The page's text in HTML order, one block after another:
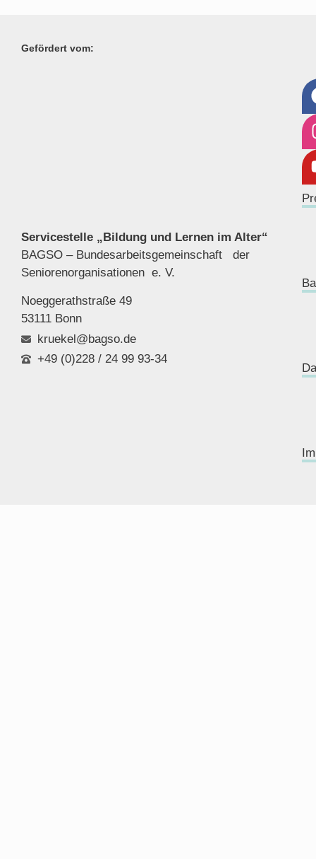
Gefördert vom:
Servicestelle „Bildung und Lernen im Alter“
BAGSO – Bundesarbeitsgemeinschaft der
Seniorenorganisationen e. V.
Noeggerathstraße 49
53111 Bonn
kruekel@bagso.de
+49 (0)228 / 24 99 93-34